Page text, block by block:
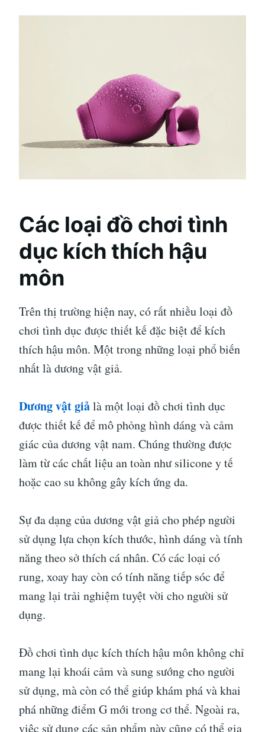
Các loại đồ chơi tình
dục kích thích hậu
môn
Trên thị trường hiện nay, có rất nhiều loại đồ
chơi tình dục được thiết kế đặc biệt để kích
thích hậu môn. Một trong những loại phổ biến
nhất là dương vật giả.
Dương vật giảlà một loại đồ chơi tình dục
được thiết kế để mô phỏng hình dáng và cảm
giác của dương vật nam. Chúng thường được
làm từ các chất liệu an toàn như silicone y tế
hoặc cao su không gây kích ứng da.
Sự đa dạng của dương vật giả cho phép người
sử dụng lựa chọn kích thước, hình dáng và tính
năng theo sở thích cá nhân. Có các loại có
rung, xoay hay còn có tính năng tiếp sóc để
mang lại trải nghiệm tuyệt vời cho người sử
dụng.
Đồ chơi tình dục kích thích hậu môn không chỉ
mang lại khoái cảm và sung sướng cho người
sử dụng, mà còn có thể giúp khám phá và khai
phá những điểm G mới trong cơ thể. Ngoài ra,
việc sử dụng các sản phẩm này cũng có thể gia